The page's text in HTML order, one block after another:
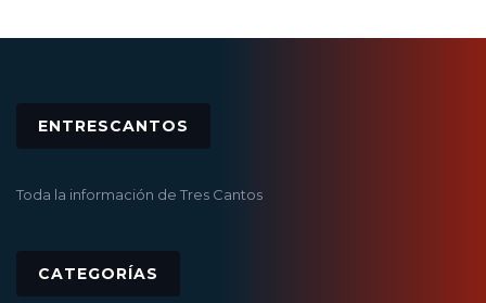
ENTRESCANTOS
Toda la información de Tres Cantos
CATEGORÍAS